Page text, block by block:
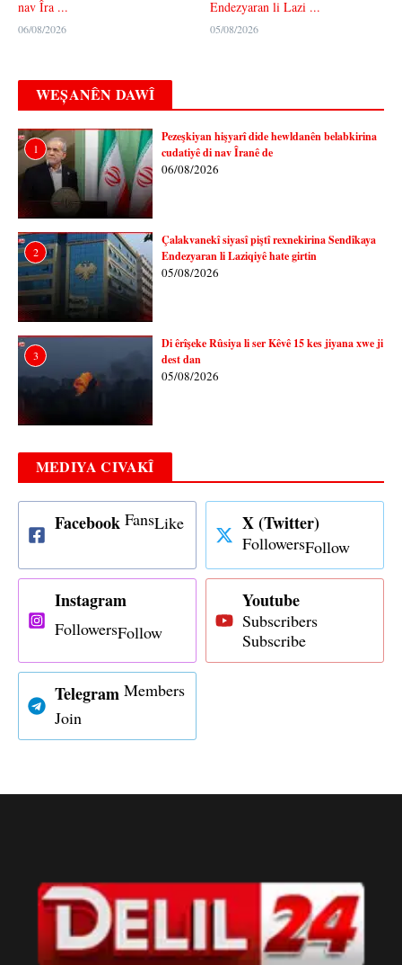
nav Îra ...
06/08/2026
Endezyaran li Lazi ...
05/08/2026
WEȘANÊN DAWÎ
1
Pezeşkiyan hişyarî dide hewldanên belabkirina
cudatiyê di nav Îranê de
06/08/2026
2
Çalakvanekî siyasî piştî rexnekirina Sendîkaya
Endezyaran li Laziqiyê hate girtin
05/08/2026
3
Di êrîşeke Rûsiya li ser Kêvê 15 kes jiyana xwe ji
dest dan
05/08/2026
MEDIYA CIVAKÎ
Facebook FansLike X (Twitter)
FollowersFollow
Instagram
FollowersFollow
Youtube
Subscribers
Subscribe
Telegram Members
Join